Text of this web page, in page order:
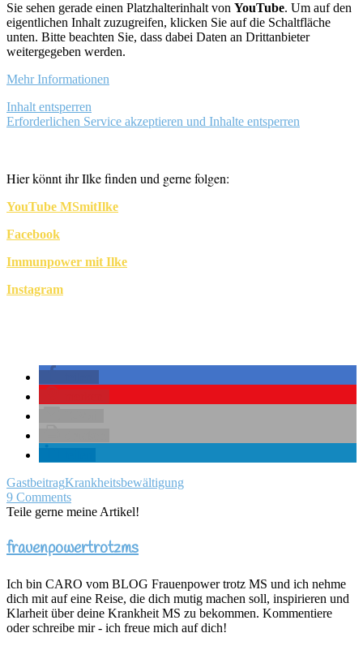
Sie sehen gerade einen Platzhalterinhalt von YouTube. Um auf den
eigentlichen Inhalt zuzugreifen, klicken Sie auf die Schaltfläche
unten. Bitte beachten Sie, dass dabei Daten an Drittanbieter
weitergegeben werden.
Mehr Informationen
Inhalt entsperren
Erforderlichen Service akzeptieren und Inhalte entsperren
Hier könnt ihr Ilke finden und gerne folgen:
YouTube MSmitIlke
Facebook
Immunpower mit Ilke
Instagram
GastbeitragKrankheitsbewältigung
9 Comments
Teile gerne meine Artikel!
frauenpowertrotzms
Ich bin CARO vom BLOG Frauenpower trotz MS und ich nehme
dich mit auf eine Reise, die dich mutig machen soll, inspirieren und
Klarheit über deine Krankheit MS zu bekommen. Kommentiere
oder schreibe mir - ich freue mich auf dich!